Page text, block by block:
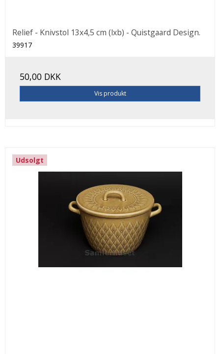
Relief - Knivstol 13x4,5 cm (lxb) - Quistgaard Design.
39917
50,00 DKK
Vis produkt
Udsolgt